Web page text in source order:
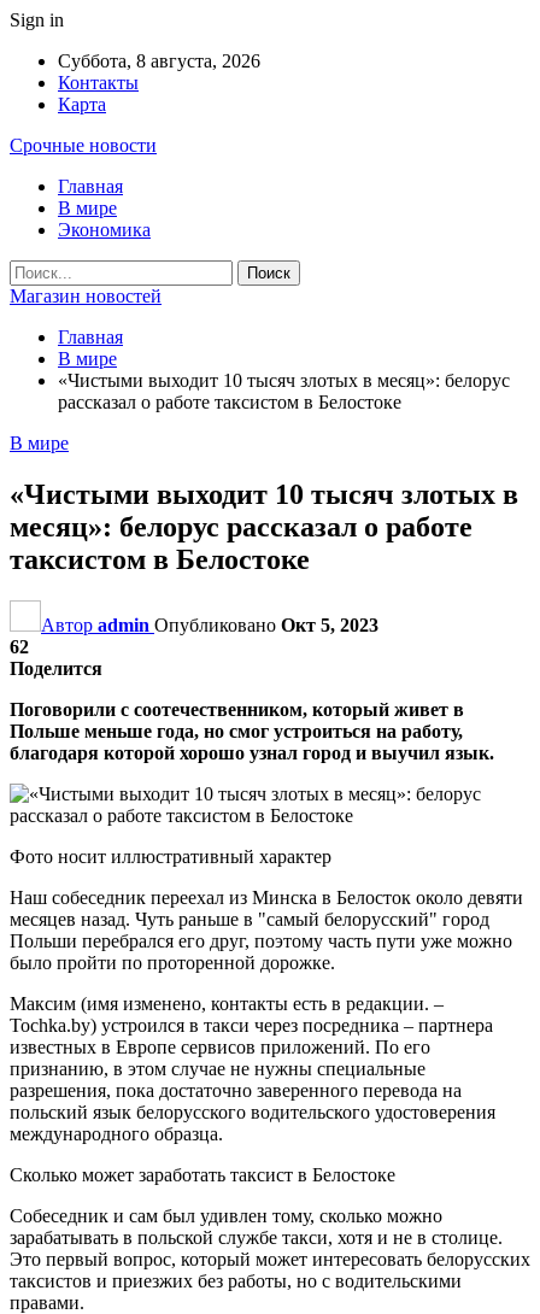
Sign in
Суббота, 8 августа, 2026
Контакты
Карта
Срочные новости
Главная
В мире
Экономика
Магазин новостей
Главная
В мире
«Чистыми выходит 10 тысяч злотых в месяц»: белорус
рассказал о работе таксистом в Белостоке
В мире
«Чистыми выходит 10 тысяч злотых в
месяц»: белорус рассказал о работе
таксистом в Белостоке
Автор admin Опубликовано Окт 5, 2023
62
Поделится
Поговорили с соотечественником, который живет в
Польше меньше года, но смог устроиться на работу,
благодаря которой хорошо узнал город и выучил язык.
Фото носит иллюстративный характер
Наш собеседник переехал из Минска в Белосток около девяти
месяцев назад. Чуть раньше в "самый белорусский" город
Польши перебрался его друг, поэтому часть пути уже можно
было пройти по проторенной дорожке.
Максим (имя изменено, контакты есть в редакции. –
Tochka.by) устроился в такси через посредника – партнера
известных в Европе сервисов приложений. По его
признанию, в этом случае не нужны специальные
разрешения, пока достаточно заверенного перевода на
польский язык белорусского водительского удостоверения
международного образца.
Сколько может заработать таксист в Белостоке
Собеседник и сам был удивлен тому, сколько можно
зарабатывать в польской службе такси, хотя и не в столице.
Это первый вопрос, который может интересовать белорусских
таксистов и приезжих без работы, но с водительскими
правами.